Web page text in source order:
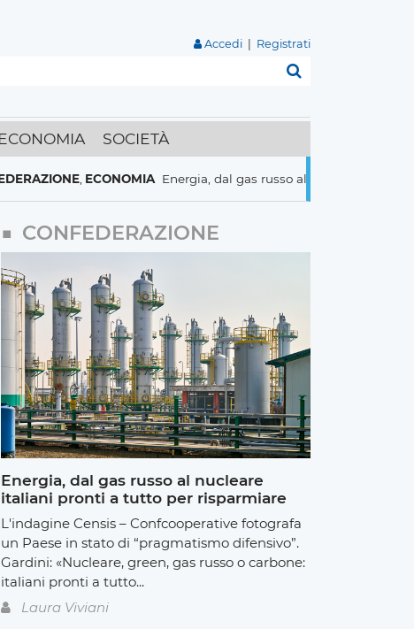
Accedi Registrati
ECONOMIA SOCIETÀ
, ECONOMIA Energia, dal gas russo al nucleare italiani
CONFEDERAZIONE
Energia, dal gas russo al nucleare
italiani pronti a tutto per risparmiare
L'indagine Censis – Confcooperative fotografa
un Paese in stato di “pragmatismo difensivo”.
Gardini: «Nucleare, green, gas russo o carbone:
italiani pronti a tutto...
Laura Viviani